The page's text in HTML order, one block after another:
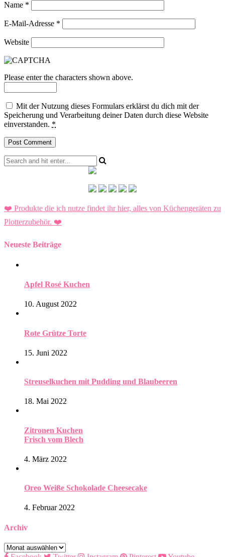
Name *
E-Mail-Adresse *
Website
Please enter the characters shown above.
Mit der Nutzung dieses Formulars erklärst du dich mit der
Speicherung und Verarbeitung deiner Daten durch diese Website
einverstanden. *
❤️ Produkte die ich nutze findet ihr hier, alles von Küchengeräten zu
Plotterzubehör. ❤️
Neueste Beiträge
Apfel Rosé Kuchen
10. August 2022
Rote Grütze Torte
15. Juni 2022
Streuselkuchen mit Pudding und Blaubeeren
18. Mai 2022
Zitronen Kuchen
Frisch vom Blech
4. März 2022
Oreo Weiße Schokolade Cheesecake
4. Februar 2022
Archiv
Archiv